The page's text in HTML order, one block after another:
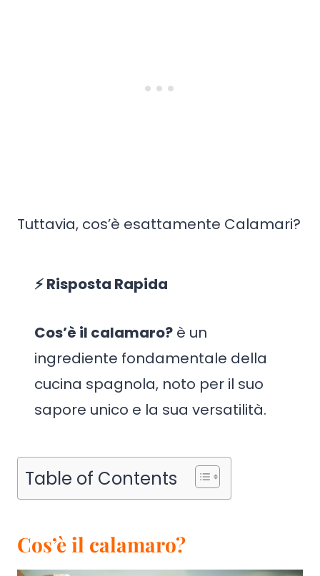
Tuttavia, cos’è esattamente Calamari?
⚡ Risposta Rapida
Cos’è il calamaro? è un
ingrediente fondamentale della
cucina spagnola, noto per il suo
sapore unico e la sua versatilità.
Table of Contents
Cos’è il calamaro?